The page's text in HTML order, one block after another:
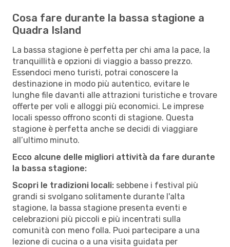
Cosa fare durante la bassa stagione a
Quadra Island
La bassa stagione è perfetta per chi ama la pace, la
tranquillità e opzioni di viaggio a basso prezzo.
Essendoci meno turisti, potrai conoscere la
destinazione in modo più autentico, evitare le
lunghe file davanti alle attrazioni turistiche e trovare
offerte per voli e alloggi più economici. Le imprese
locali spesso offrono sconti di stagione. Questa
stagione è perfetta anche se decidi di viaggiare
all’ultimo minuto.
Ecco alcune delle migliori attività da fare durante
la bassa stagione:
Scopri le tradizioni locali: sebbene i festival più
grandi si svolgano solitamente durante l'alta
stagione, la bassa stagione presenta eventi e
celebrazioni più piccoli e più incentrati sulla
comunità con meno folla. Puoi partecipare a una
lezione di cucina o a una visita guidata per